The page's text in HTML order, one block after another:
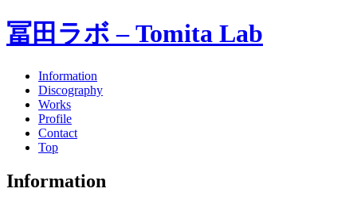
冨田ラボ – Tomita Lab
Information
Discography
Works
Profile
Contact
Top
Information